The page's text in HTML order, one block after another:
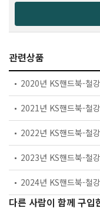
관련상품
2020년 KS핸드북-철
2021년 KS핸드북-철
2022년 KS핸드북-철
2023년 KS핸드북-철
2024년 KS핸드북-철
다른 사람이 함께 구입